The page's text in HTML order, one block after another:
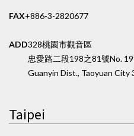
FAX+886-3-2820677
ADD328桃園市觀音區
忠愛路二段198之81號No.
Guanyin Dist., Taoyuan City
Taipei